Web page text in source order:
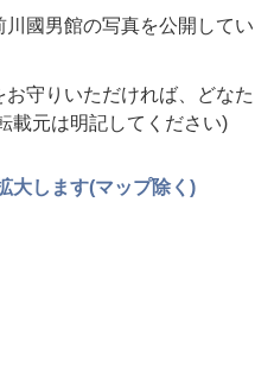
國男館の写真を公開してい
守りいただければ、どなた
載元は明記してください)
大します(マップ除く)